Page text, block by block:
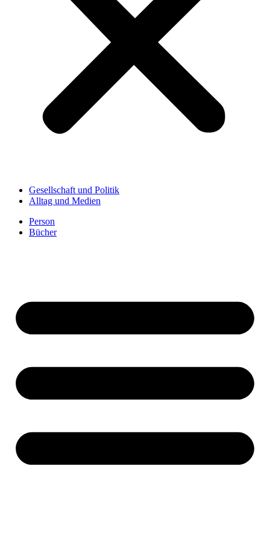
Gesellschaft und Politik
Alltag und Medien
Person
Bücher